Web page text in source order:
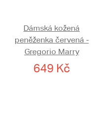
Dámská kožená
peněženka červená -
Gregorio Marry
649 Kč